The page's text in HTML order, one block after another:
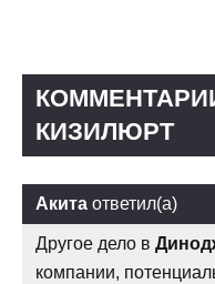
КИЗИЛЮРТ
Акита ответил(а)
Другое дело в
компании,